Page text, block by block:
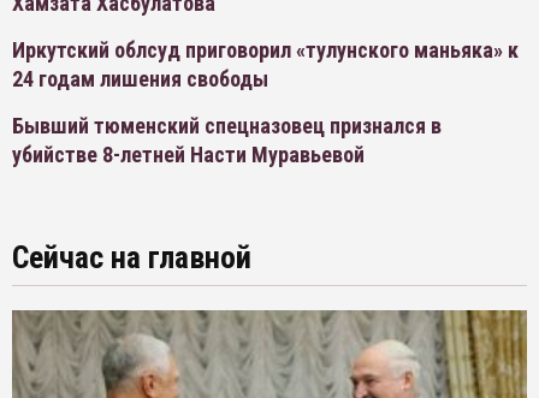
Иркутский облсуд приговорил «тулунского маньяка» к
24 годам лишения свободы
Бывший тюменский спецназовец признался в
убийстве 8-летней Насти Муравьевой
Сейчас на главной